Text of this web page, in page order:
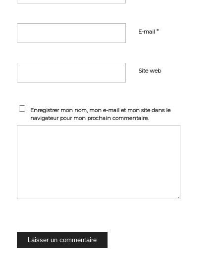
E-mail *
Site web
Enregistrer mon nom, mon e-mail et mon site dans le
navigateur pour mon prochain commentaire.